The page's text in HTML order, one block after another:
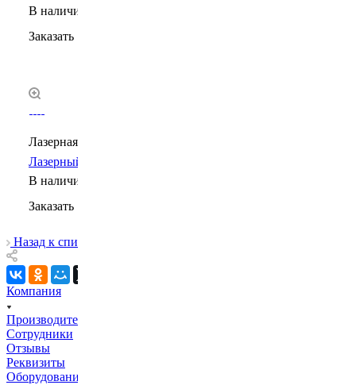
В наличии
Заказать
Лазерная маркировка
Лазерный CO2 маркиратор CP6000C
В наличии
Заказать
Назад к списку
Компания
Производители
Сотрудники
Отзывы
Реквизиты
Оборудование